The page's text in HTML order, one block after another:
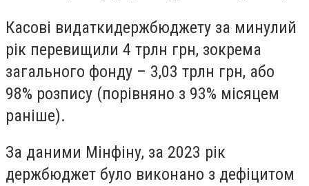
Касові видаткидержбюджету за минулий
рік перевищили 4 трлн грн, зокрема
загального фонду – 3,03 трлн грн, або
98% розпису (порівняно з 93% місяцем
раніше).
За даними Мінфіну, за 2023 рік
держбюджет було виконано з дефіцитом